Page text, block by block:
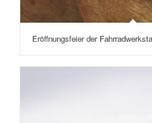
Eröffnungsfeier der